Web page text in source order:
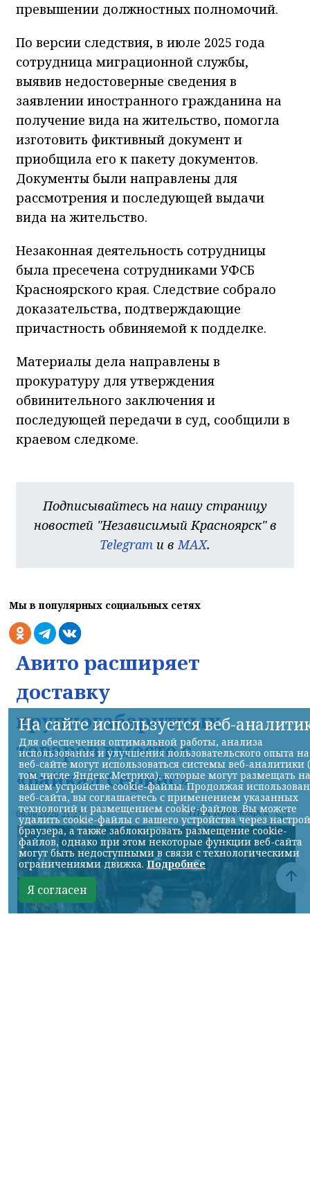
превышении должностных полномочий.
По версии следствия, в июле 2025 года
сотрудница миграционной службы,
выявив недостоверные сведения в
заявлении иностранного гражданина на
получение вида на жительство, помогла
изготовить фиктивный документ и
приобщила его к пакету документов.
Документы были направлены для
рассмотрения и последующей выдачи
вида на жительство.
Незаконная деятельность сотрудницы
была пресечена сотрудниками УФСБ
Красноярского края. Следствие собралo
доказательства, подтверждающие
причастность обвиняемой к подделке.
Материалы дела направлены в
прокуратуру для утверждения
обвинительного заключения и
последующей передачи в суд, сообщили в
краевом следкоме.
Подписывайтесь на нашу страницу
новостей "Независимый Красноярск" в
Telegram и вMAX.
Мы в популярных социальных сетях
Авито расширяет
доставку
крупногабаритных
товаров вместе с
«Байкал Сервис»
06.08.2026 21:22 НИА-Красноярск
На сайте используется веб-
Для обеспечения оптимальной работы, анализа
использования и улучшения пользовательского опыта на
веб-сайте могут использоваться системы веб-аналитики
том числе Яндекс.Метрика), которые могут размещать на
вашем устройстве cookie-файлы. Продолжая
веб-сайта, вы соглашаетесь с применением указанных
технологий и размещением cookie-файлов. Вы можете
удалить cookie-файлы с вашего устройства через
браузера, а также заблокировать размещение cookie-
файлов, однако при этом некоторые функции веб-сайта
могут быть недоступными в связи с технологическими
ограничениями движка. Подробнее
Я согласен